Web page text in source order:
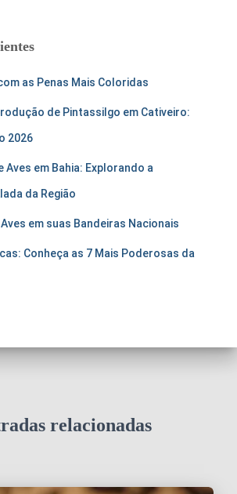
as Penas Mais Coloridas
de Pintassilgo em Cativeiro:
2026
Aves em Bahia: Explorando a
da Região
em suas Bandeiras Nacionais
Conheça as 7 Mais Poderosas da
relacionadas